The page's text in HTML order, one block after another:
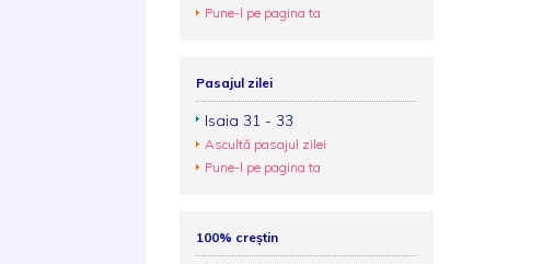
Pune-l pe pagina ta
Pasajul zilei
Isaia 31 - 33
Ascultă pasajul zilei
Pune-l pe pagina ta
100% creștin